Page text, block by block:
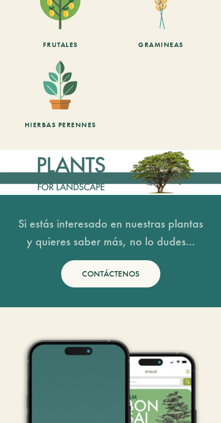
FRUTALES GRAMINEAS
HIERBAS PERENNES
Si estás interesado en nuestras plantas
y quieres saber más, no lo dudes...
CONTÁCTENOS